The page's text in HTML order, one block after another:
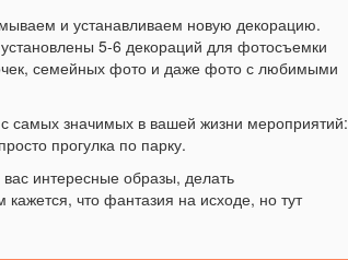
и устанавливаем новую декорацию.
5-6 декораций для фотосъемки
семейных фото и даже фото с любимыми
самых значимых в вашей жизни мероприятий:
прогулка по парку.
интересные образы, делать
что фантазия на исходе, но тут